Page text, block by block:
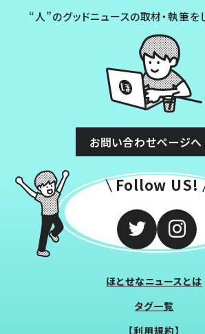
“人”のグッドニュースの取材・執筆を
お問い合わせページへ
Follow US!
ほとせなニュースとは
タグ一覧
【利用規約】